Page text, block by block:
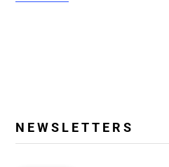
N E W S L E T T E R S